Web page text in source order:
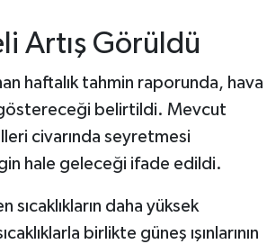
Artış Görüldü
haftalık tahmin raporunda, hava
göstereceği belirtildi. Mevcut
civarında seyretmesi
hale geleceği ifade edildi.
daha yüksek
birlikte güneş ışınlarının